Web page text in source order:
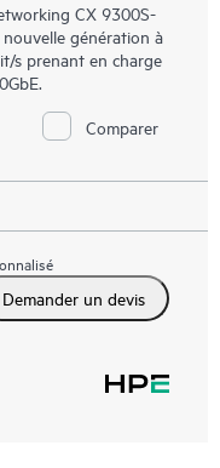
CX 9300S-
génération à
s prenant en charge
Comparer
Demander un devis